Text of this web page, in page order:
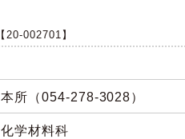
20-002701】
本所（054-278-3028）
化学材料科